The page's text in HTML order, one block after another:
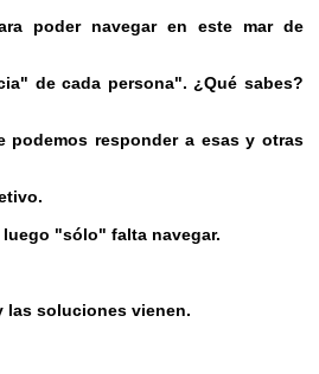
poder navegar en este mar de
de cada persona". ¿Qué sabes?
podemos responder a esas y otras
"sólo" falta navegar.
las soluciones vienen.